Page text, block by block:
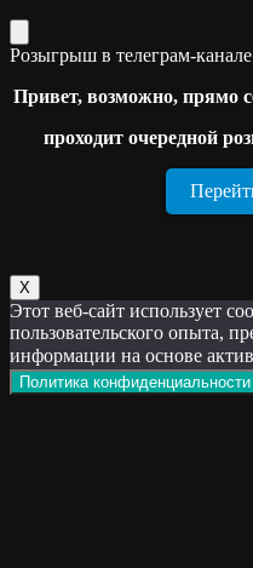
Розыгрыш в телеграм-канале
Привет, возможно, прямо
проходит очередной
Х
Этот веб-сайт использует
пользовательского опыта,
информации на основе
Политика конфиденциальности